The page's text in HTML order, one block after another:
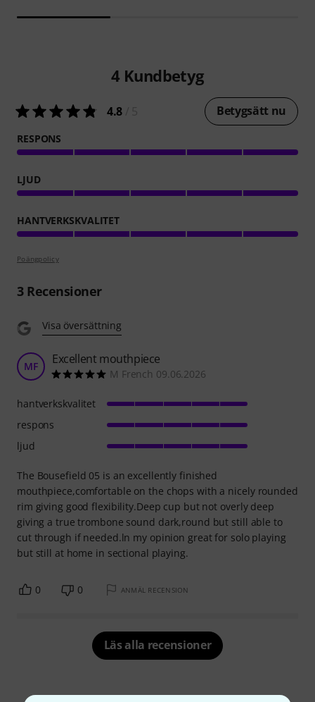
4 Kundbetyg
4.8 Betygsätt nu
RESPONS
LJUD
HANTVERKSKVALITET
Poängpolicy
3Recensioner
Visa översättning
MF Excellent mouthpiece
M French 09.06.2026
The Bousefield 05 is an excellently finished
mouthpiece,comfortable on the chops with a nicely rounded
rim giving good flexibility.Deep cup but not overly deep
giving a true trombone sound dark,round but still able to
cut through if needed.ln my opinion great for solo playing
but still at home in sectional playing.
hantverkskvalitet
respons
ljud
0 0 ANMÄL RECENSION
Läs alla recensioner